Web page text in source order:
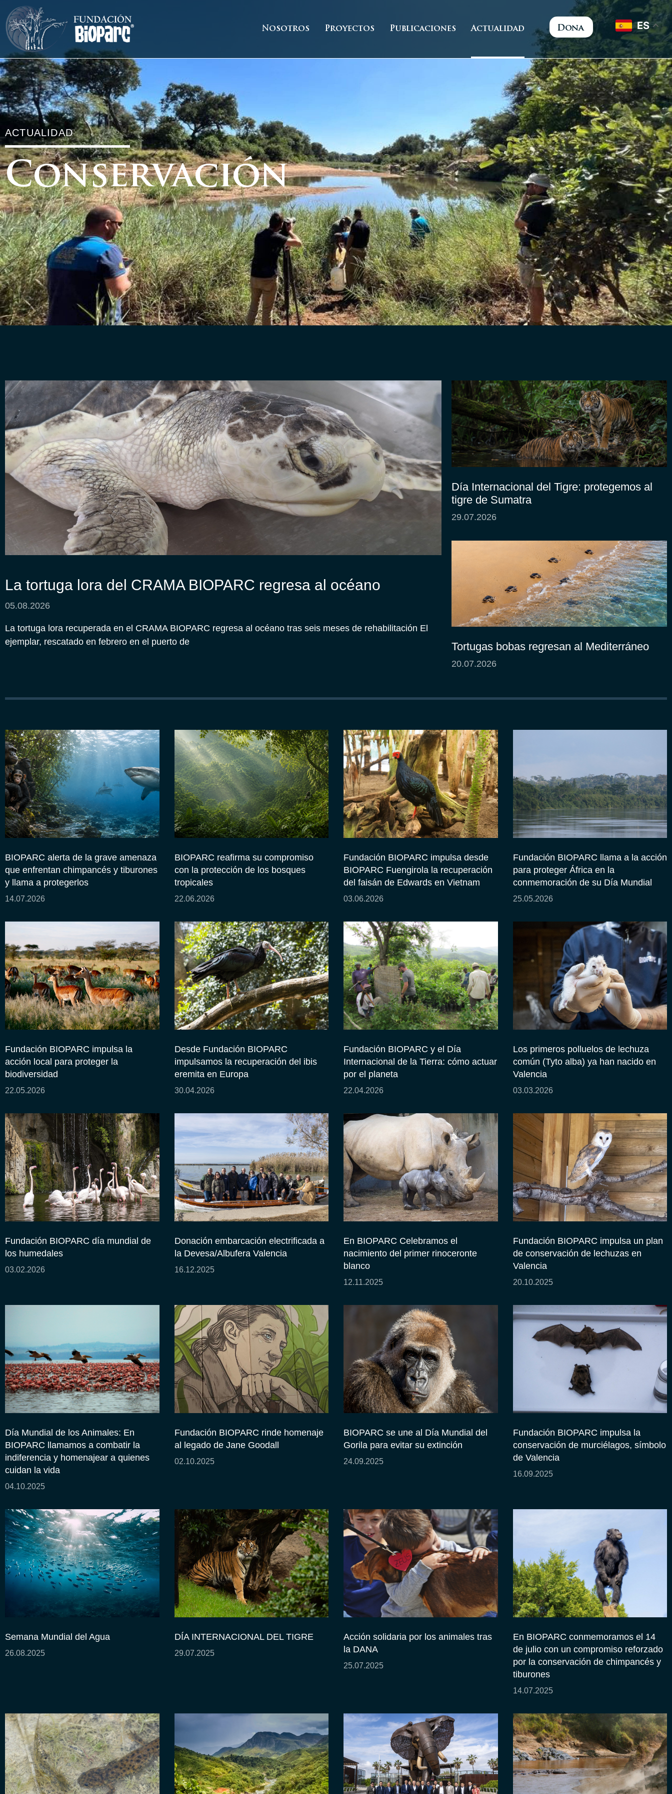
Nosotros Proyectos Publicaciones Actualidad Dona ES
ACTUALIDAD
Conservación
La tortuga lora del CRAMA BIOPARC regresa al océano
05.08.2026
La tortuga lora recuperada en el CRAMA BIOPARC regresa al océano tras seis meses de rehabilitación El
ejemplar, rescatado en febrero en el puerto de
Día Internacional del Tigre: protegemos al
tigre de Sumatra
29.07.2026
Tortugas bobas regresan al Mediterráneo
20.07.2026
BIOPARC alerta de la grave amenaza
que enfrentan chimpancés y tiburones
y llama a protegerlos
14.07.2026
BIOPARC reafirma su compromiso
con la protección de los bosques
tropicales
22.06.2026
Fundación BIOPARC impulsa desde
BIOPARC Fuengirola la recuperación
del faisán de Edwards en Vietnam
03.06.2026
Fundación BIOPARC llama a la acción
para proteger África en la
conmemoración de su Día Mundial
25.05.2026
Fundación BIOPARC impulsa la
acción local para proteger la
biodiversidad
22.05.2026
Desde Fundación BIOPARC
impulsamos la recuperación del ibis
eremita en Europa
30.04.2026
Fundación BIOPARC y el Día
Internacional de la Tierra: cómo actuar
por el planeta
22.04.2026
Los primeros polluelos de lechuza
común (Tyto alba) ya han nacido en
Valencia
03.03.2026
Fundación BIOPARC día mundial de
los humedales
03.02.2026
Donación embarcación electrificada a
la Devesa/Albufera Valencia
16.12.2025
En BIOPARC Celebramos el
nacimiento del primer rinoceronte
blanco
12.11.2025
Fundación BIOPARC impulsa un plan
de conservación de lechuzas en
Valencia
20.10.2025
Día Mundial de los Animales: En
BIOPARC llamamos a combatir la
indiferencia y homenajear a quienes
cuidan la vida
04.10.2025
Fundación BIOPARC rinde homenaje
al legado de Jane Goodall
02.10.2025
BIOPARC se une al Día Mundial del
Gorila para evitar su extinción
24.09.2025
Fundación BIOPARC impulsa la
conservación de murciélagos, símbolo
de Valencia
16.09.2025
Semana Mundial del Agua
26.08.2025
DÍA INTERNACIONAL DEL TIGRE
29.07.2025
Acción solidaria por los animales tras
la DANA
25.07.2025
En BIOPARC conmemoramos el 14
de julio con un compromiso reforzado
por la conservación de chimpancés y
tiburones
14.07.2025